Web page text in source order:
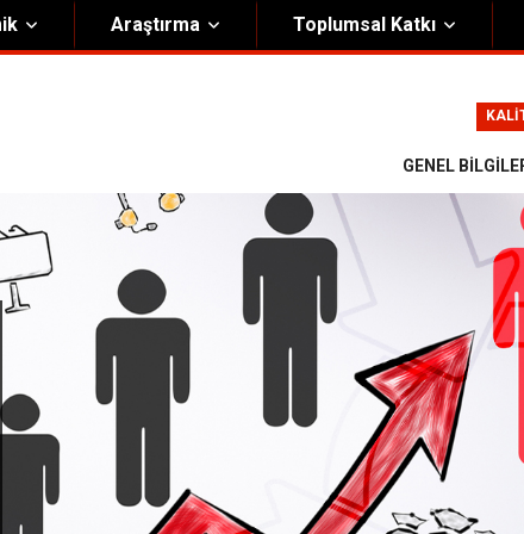
Şeması
Stratejik Plan
Eğiticinin Eğitimi Programı
Politikalar
Araştırma Toplumsal Katkı
GENEL